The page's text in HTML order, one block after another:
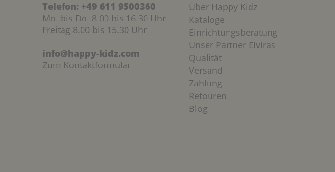
Telefon: +49 611 9500360
Mo. bis Do. 8.00 bis 16.30 Uhr
Freitag 8.00 bis 15.30 Uhr
info@happy-kidz.com
Zum Kontaktformular
Über Happy Kidz
Kataloge
Einrichtungsberatung
Unser Partner Elviras
Qualität
Versand
Zahlung
Retouren
Blog